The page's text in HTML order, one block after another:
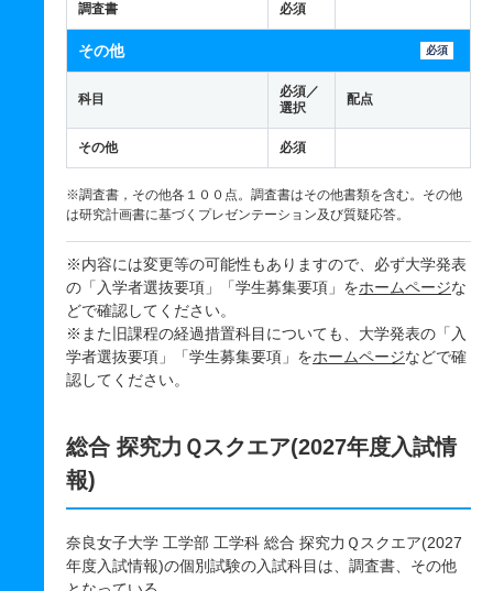
調査書 必須
その他 必須
科目
必須／
選択
配点
その他 必須
※調査書，その他各１００点。調査書はその他書類を含む。その他
は研究計画書に基づくプレゼンテーション及び質疑応答。
※内容には変更等の可能性もありますので、必ず大学発表
の「入学者選抜要項」「学生募集要項」をホームページな
どで確認してください。
※また旧課程の経過措置科目についても、大学発表の「入
学者選抜要項」「学生募集要項」をホームページなどで確
認してください。
総合 探究力Ｑスクエア(2027年度入試情
報)
奈良女子大学 工学部 工学科 総合 探究力Ｑスクエア(2027
年度入試情報)の個別試験の入試科目は、調査書、その他